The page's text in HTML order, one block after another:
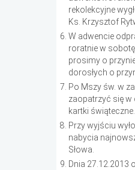
rekolekcyjne
Ks. Krzysztof
W adwencie
roratnie w
prosimy o
dorosłych o
Po Mszy św. w
zaopatrzyć się w
kartki świąteczne.
Przy wyjściu
nabycia
Słowa.
Dnia 27.12.2013